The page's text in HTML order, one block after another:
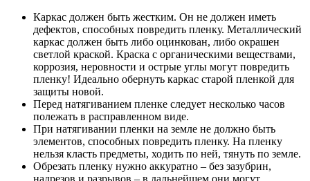
Каркас должен быть жестким. Он не должен иметь
дефектов, способных повредить пленку. Металлический
каркас должен быть либо оцинкован, либо окрашен
светлой краской. Краска с органическими веществами,
коррозия, неровности и острые углы могут повредить
пленку! Идеально обернуть каркас старой пленкой для
защиты новой.
Перед натягиванием пленке следует несколько часов
полежать в расправленном виде.
При натягивании пленки на земле не должно быть
элементов, способных повредить пленку. На пленку
нельзя класть предметы, ходить по ней, тянуть по земле.
Обрезать пленку нужно аккуратно – без зазубрин,
надрезов и разрывов – в дальнейшем они могут